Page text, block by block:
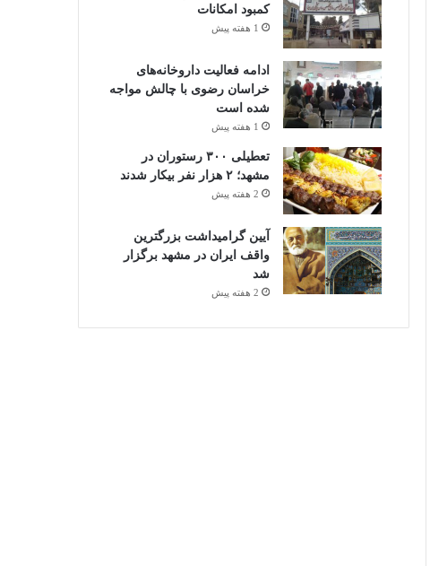
کمبود امکانات
1 هفته پیش
ادامه فعالیت داروخانه‌های
خراسان رضوی با چالش مواجه
شده است
1 هفته پیش
تعطیلی ۳۰۰ رستوران در
مشهد؛ ۲ هزار نفر بیکار شدند
2 هفته پیش
آیین گرامیداشت بزرگترین
واقف ایران در مشهد برگزار
شد
2 هفته پیش